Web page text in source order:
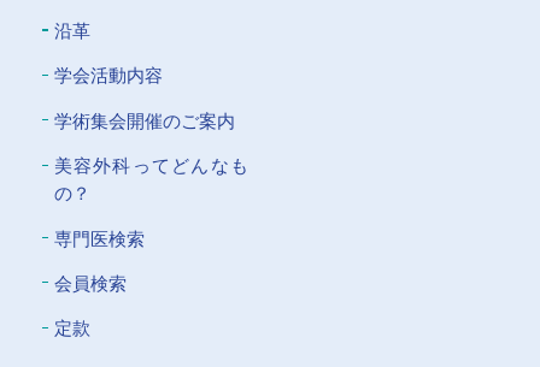
沿革
学会活動内容
学術集会開催のご案内
美容外科ってどんなも
の？
専門医検索
会員検索
定款